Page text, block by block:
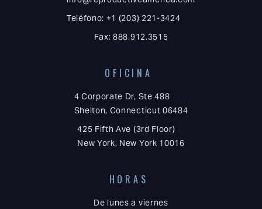
Teléfono: +1 (203) 221-3424
Fax: 888.912.3515
OFICINA
4 Corporate Dr, Ste 488
Shelton, Connecticut 06484
425 Fifth Ave (3rd Floor)
New York, New York 10016
HORAS
De lunes a viernes